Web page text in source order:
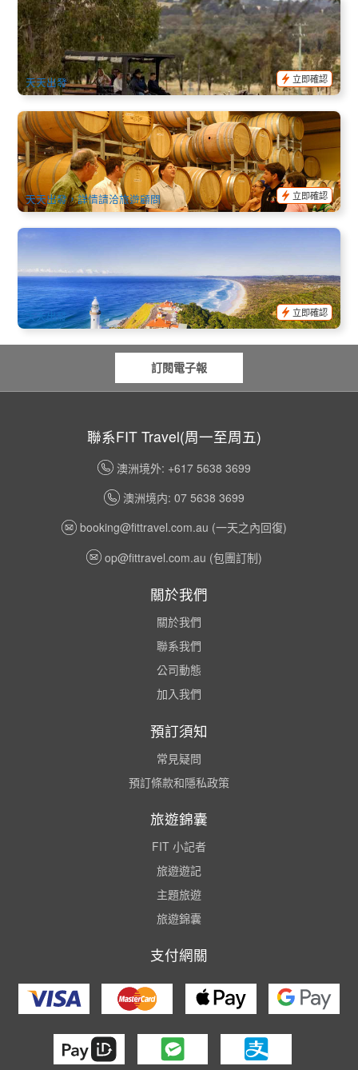
獵人谷馬車葡萄酒之旅｜Hunter Valley 3 小時品酒體驗 (馬車
乘坐前往三個酒莊)
392 已預訂
AUD $145.00 $149.00
SYD04139
天天出發
立即確認
獵人谷酒莊精緻品酒特別行程 (Hunter Valley Boutique Wine
Tour) (英文) 悉尼出發
1k 已預訂
AUD $239.00 $249.00
SYD04150
天天出發，詳情請洽旅遊顧問
立即確認
拜倫灣周邊秘境探索遊 (拜倫灣小鎮接送/出發)
18 已預訂
AUD $126.00 $129.00
OOL01194
天天出發
立即確認
訂閱電子報
聯系FIT Travel(周一至周五)
澳洲境外: +617 5638 3699
澳洲境内: 07 5638 3699
booking@fittravel.com.au (一天之內回復)
op@fittravel.com.au (包團訂制)
關於我們
關於我們
聯系我們
公司動態
加入我們
預訂須知
常見疑問
預訂條款和隱私政策
旅遊錦囊
FIT 小記者
旅遊遊記
主題旅遊
旅遊錦囊
支付網關